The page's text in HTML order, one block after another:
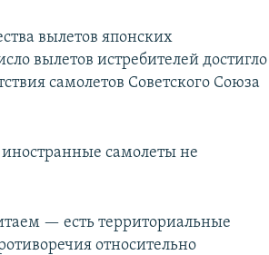
вылетов японских
вылетов истребителей достигло
самолетов Советского Союза
самолеты не
— есть территориальные
относительно